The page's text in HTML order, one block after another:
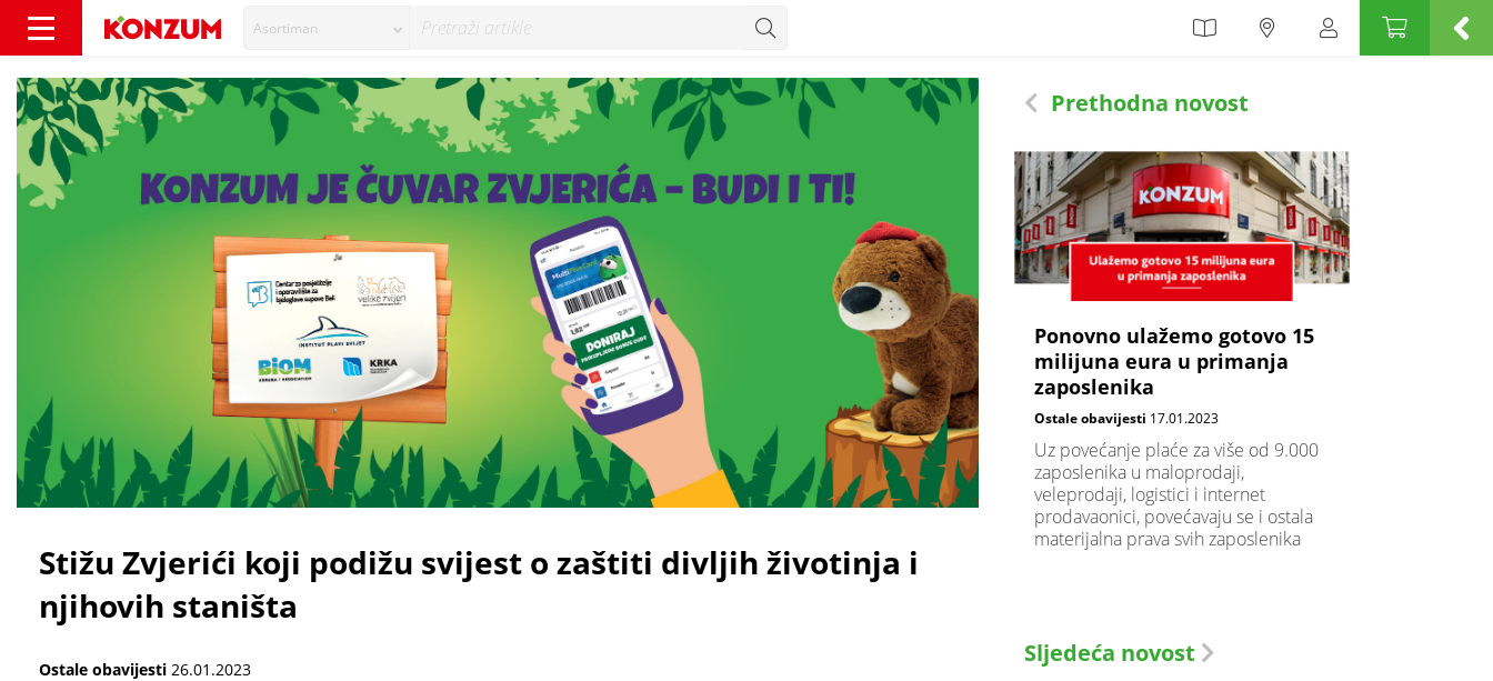
Asortiman
Stižu Zvjerići koji podižu svijest o zaštiti divljih životinja i
njihovih staništa
Ostale obavijesti 26.01.2023
Prethodna novost
Ponovno ulažemo gotovo 15
milijuna eura u primanja
zaposlenika
Ostale obavijesti 17.01.2023
Uz povećanje plaće za više od 9.000
zaposlenika u maloprodaji,
veleprodaji, logistici i internet
prodavaonici, povećavaju se i ostala
materijalna prava svih zaposlenika
Sljedeća novost